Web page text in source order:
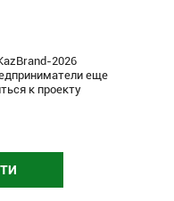
2026
еще
к проекту